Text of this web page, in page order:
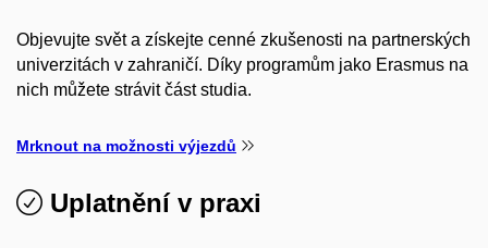
Objevujte svět a získejte cenné zkušenosti na partnerských
univerzitách v zahraničí. Díky programům jako Erasmus na
nich můžete strávit část studia.
Mrknout na možnosti výjezdů
Uplatnění v praxi